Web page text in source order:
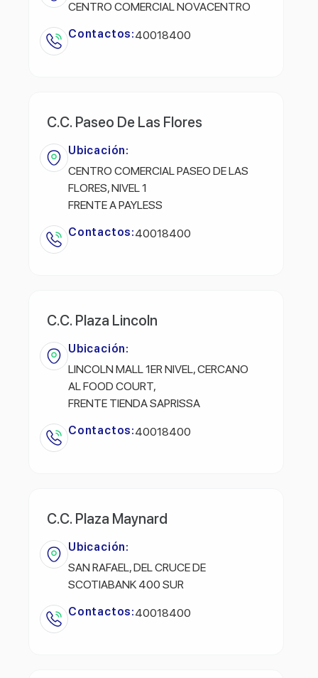
CENTRO COMERCIAL NOVACENTRO
Contactos:40018400
C.C. Paseo De Las Flores
Ubicación:
CENTRO COMERCIAL PASEO DE LAS
FLORES, NIVEL 1
FRENTE A PAYLESS
Contactos:40018400
C.C. Plaza Lincoln
Ubicación:
LINCOLN MALL 1ER NIVEL, CERCANO
AL FOOD COURT,
FRENTE TIENDA SAPRISSA
Contactos:40018400
C.C. Plaza Maynard
Ubicación:
SAN RAFAEL, DEL CRUCE DE
SCOTIABANK 400 SUR
Contactos:40018400